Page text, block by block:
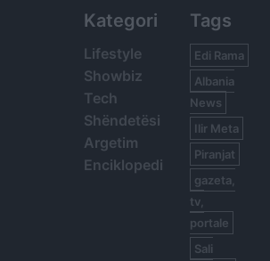
Kategori
Lifestyle
Showbiz
Tech
Shëndetësi
Argetim
Enciklopedi
Tags
Edi Rama
Albania
News
Ilir Meta
Piranjat
gazeta,
tv,
portale
Sali